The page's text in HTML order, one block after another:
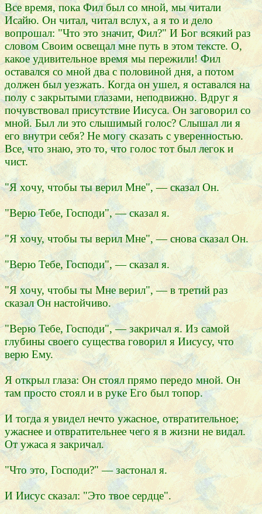
Все время, пока Фил был со мной, мы читали
Исайю. Он читал, читал вслух, а я то и дело
вопрошал: "Что это значит, Фил?" И Бог всякий раз
словом Своим освещал мне путь в этом тексте. О,
какое удивительное время мы пережили! Фил
оставался со мной два с половиной дня, а потом
должен был уезжать. Когда он ушел, я оставался на
полу с закрытыми глазами, неподвижно. Вдруг я
почувствовал присутствие Иисуса. Он заговорил со
мной. Был ли это слышимый голос? Слышал ли я
его внутри себя? Не могу сказать с уверенностью.
Все, что знаю, это то, что голос тот был легок и
чист.
"Я хочу, чтобы ты верил Мне", — сказал Он.
"Верю Тебе, Господи", — сказал я.
"Я хочу, чтобы ты верил Мне", — снова сказал Он.
"Верю Тебе, Господи", — сказал я.
"Я хочу, чтобы ты Мне верил", — в третий раз
сказал Он настойчиво.
"Верю Тебе, Господи", — закричал я. Из самой
глубины своего существа говорил я Иисусу, что
верю Ему.
Я открыл глаза: Он стоял прямо передо мной. Он
там просто стоял и в руке Его был топор.
И тогда я увидел нечто ужасное, отвратительное;
ужаснее и отвратительнее чего я в жизни не видал.
От ужаса я закричал.
"Что это, Господи?" — застонал я.
И Иисус сказал: "Это твое сердце".